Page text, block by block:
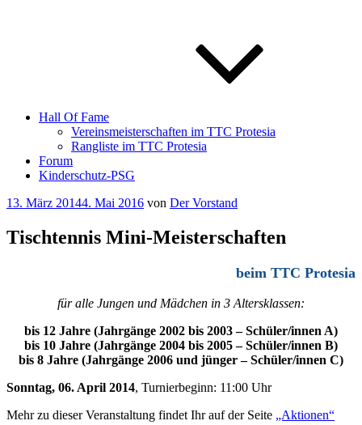
Hall Of Fame
Vereinsmeisterschaften im TTC Protesia
Rangliste im TTC Protesia
Forum
Kinderschutz-PSG
Veröffentlicht
13. März 20144. Mai 2016 von Der Vorstand
Tischtennis Mini-Meisterschaften
beim TTC Protesia
für alle Jungen und Mädchen in 3 Altersklassen:
bis 12 Jahre (Jahrgänge 2002 bis 2003 – Schüler/innen A)
bis 10 Jahre (Jahrgänge 2004 bis 2005 – Schüler/innen B)
bis 8 Jahre (Jahrgänge 2006 und jünger – Schüler/innen C)
Sonntag, 06. April 2014, Turnierbeginn: 11:00 Uhr
Mehr zu dieser Veranstaltung findet Ihr auf der Seite „Aktionen“